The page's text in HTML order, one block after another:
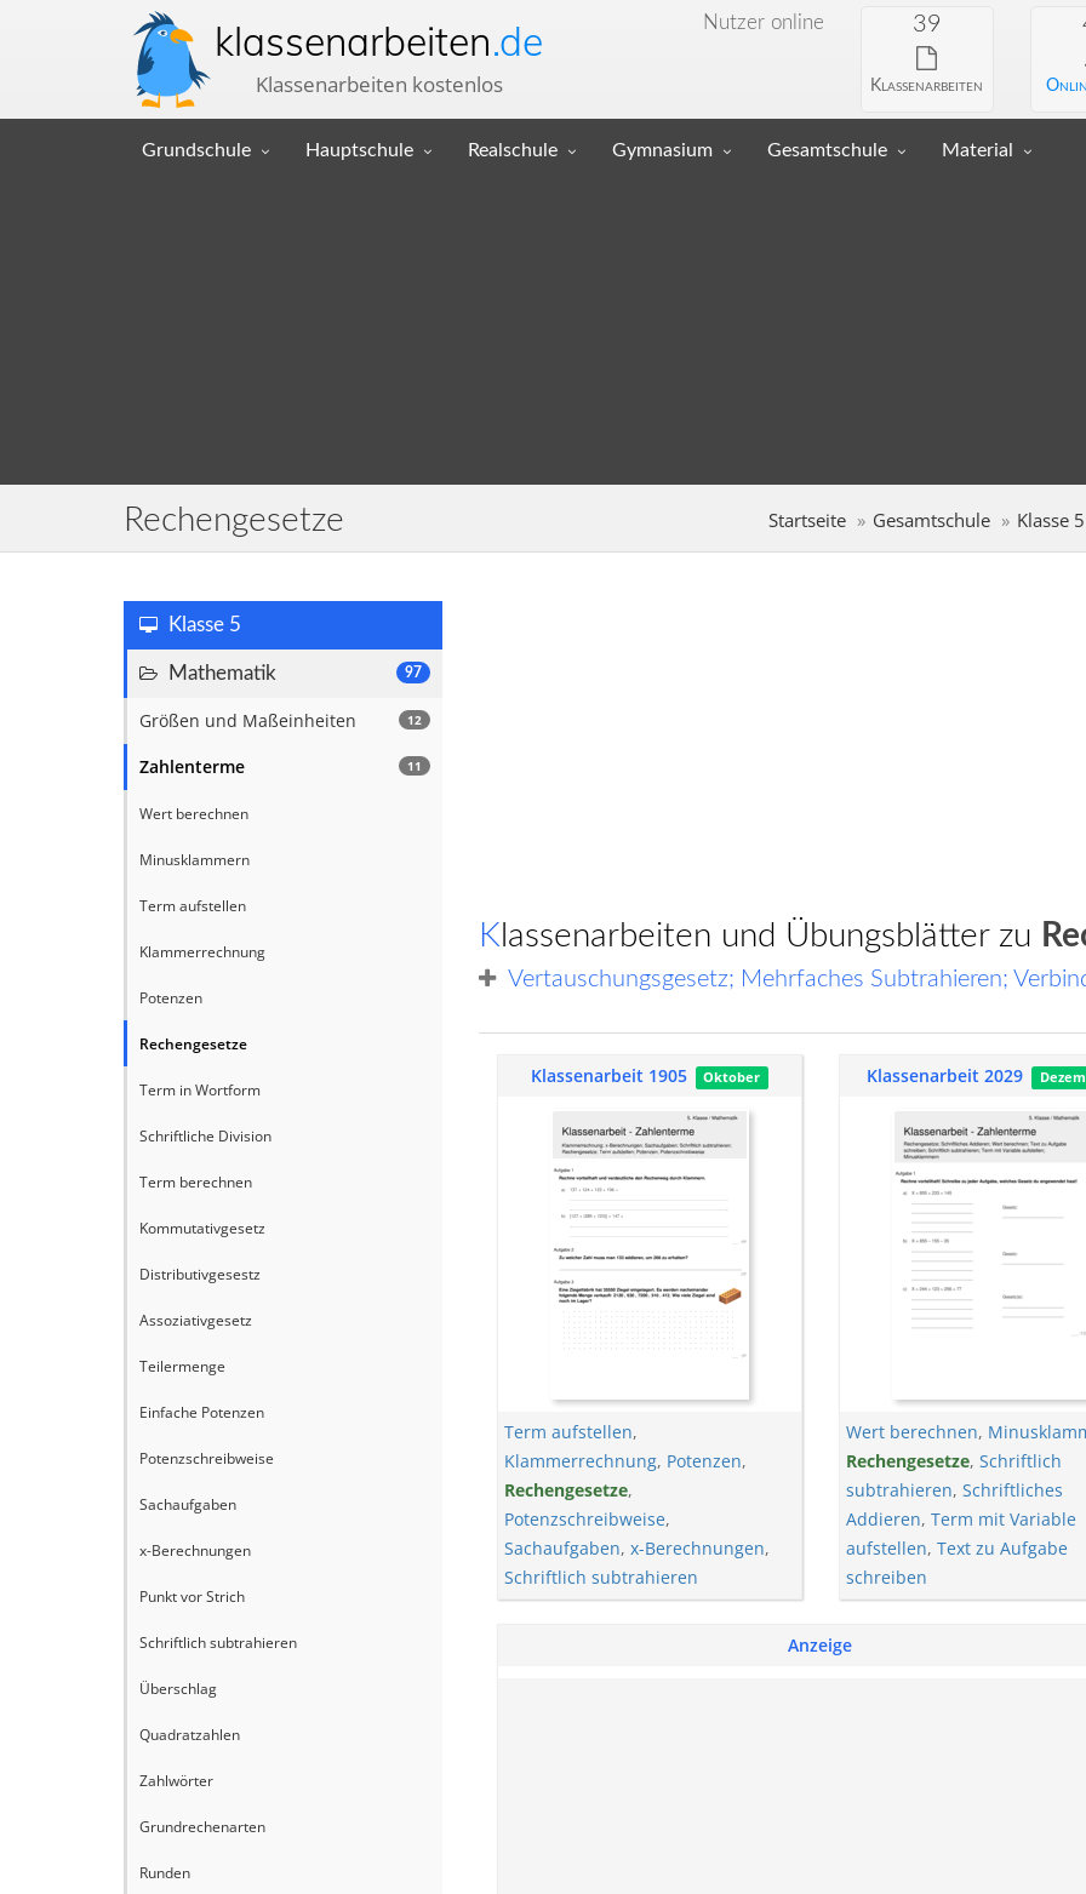
klassenarbeiten.de
Klassenarbeiten kostenlos
Nutzer online 39
Klassenarbeiten
Grundschule Hauptschule Realschule Gymnasium Gesamtschule Material
Rechengesetze Startseite Gesamtschule Klasse 5
Klasse 5
97
Mathematik
12
Größen und Maßeinheiten
11
Zahlenterme
Wert berechnen
Minusklammern
Term aufstellen
Klammerrechnung
Potenzen
Rechengesetze
Term in Wortform
Schriftliche Division
Term berechnen
Kommutativgesetz
Distributivgesestz
Assoziativgesetz
Teilermenge
Einfache Potenzen
Potenzschreibweise
Sachaufgaben
x-Berechnungen
Punkt vor Strich
Schriftlich subtrahieren
Überschlag
Quadratzahlen
Zahlwörter
Grundrechenarten
Runden
Klassenarbeiten und Übungsblätter zu
Vertauschungsgesetz; Mehrfaches Subtrahieren;
Klassenarbeit 1905 Oktober
Term aufstellen,
Klammerrechnung, Potenzen,
Rechengesetze,
Potenzschreibweise,
Sachaufgaben, x-Berechnungen,
Schriftlich subtrahieren
Klassenarbeit 2029
Wert berechnen,
Rechengesetze, Schriftlich
subtrahieren, Schriftliches
Addieren, Term mit Variable
aufstellen, Text zu Aufgabe
schreiben
Anzeige